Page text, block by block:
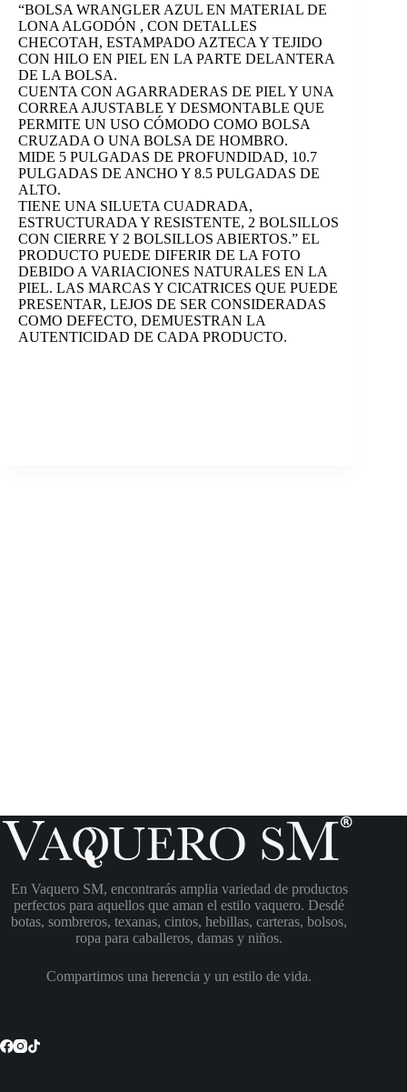
“BOLSA WRANGLER AZUL EN MATERIAL DE
LONA ALGODÓN , CON DETALLES
CHECOTAH, ESTAMPADO AZTECA Y TEJIDO
CON HILO EN PIEL EN LA PARTE DELANTERA
DE LA BOLSA.
CUENTA CON AGARRADERAS DE PIEL Y UNA
CORREA AJUSTABLE Y DESMONTABLE QUE
PERMITE UN USO CÓMODO COMO BOLSA
CRUZADA O UNA BOLSA DE HOMBRO.
MIDE 5 PULGADAS DE PROFUNDIDAD, 10.7
PULGADAS DE ANCHO Y 8.5 PULGADAS DE
ALTO.
TIENE UNA SILUETA CUADRADA,
ESTRUCTURADA Y RESISTENTE, 2 BOLSILLOS
CON CIERRE Y 2 BOLSILLOS ABIERTOS.” EL
PRODUCTO PUEDE DIFERIR DE LA FOTO
DEBIDO A VARIACIONES NATURALES EN LA
PIEL. LAS MARCAS Y CICATRICES QUE PUEDE
PRESENTAR, LEJOS DE SER CONSIDERADAS
COMO DEFECTO, DEMUESTRAN LA
AUTENTICIDAD DE CADA PRODUCTO.
En Vaquero SM, encontrarás amplia variedad de productos
perfectos para aquellos que aman el estilo vaquero. Desdé
botas, sombreros, texanas, cintos, hebillas, carteras, bolsos,
ropa para caballeros, damas y niños.
Compartimos una herencia y un estilo de vida.